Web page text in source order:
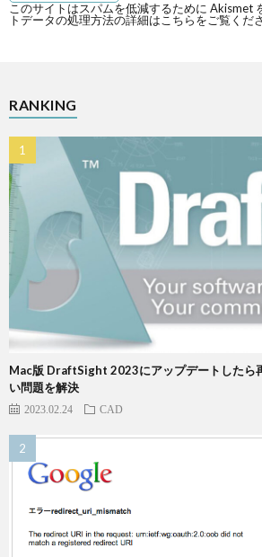
このサイトはスパムを低減するために Akismet
トデータの処理方法の詳細はこちらをご覧くだ
RANKING
Mac版 DraftSight 2023にアップデートしたら
い問題を解決
2023.02.24 CAD